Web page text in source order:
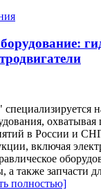
охватывая
в России и
включая
также запчасти
полностью]